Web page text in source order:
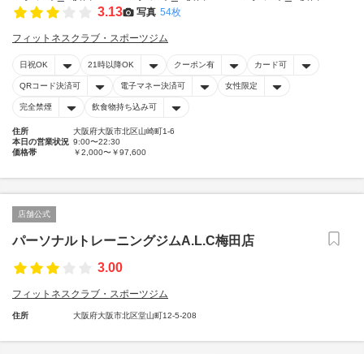
3.13 写真 54枚
フィットネスクラブ・スポーツジム
日祝OK 21時以降OK クーポン有 カード可
QRコード決済可 電子マネー決済可 女性限定
完全禁煙 飲食物持ち込み可
住所
大阪府大阪市北区山崎町1-6
本日の営業状況 9:00〜22:30
価格帯
￥2,000〜￥97,600
店舗公式
パーソナルトレーニングジムA.L.C梅田店
3.00
フィットネスクラブ・スポーツジム
住所 大阪府大阪市北区堂山町12-5-208